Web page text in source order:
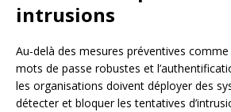
intrusions
Au-delà des mesures préventives
mots de passe robustes et
les organisations doivent déployer des
détecter et bloquer les tentatives